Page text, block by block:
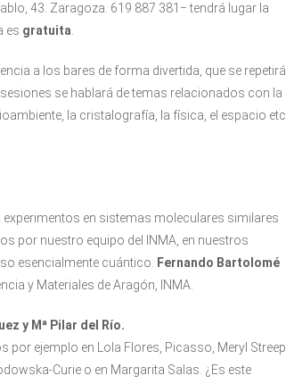
43. Zaragoza. 619 887 381− tendrá lugar la
es gratuita
a los bares de forma divertida, que se repetirá
se hablará de temas relacionados con la
la cristalografía, la física, el espacio etc.
en sistemas moleculares similares
por nuestro equipo del INMA, en nuestros
esencialmente cuántico.
Fernando Bartolomé
y Materiales de Aragón, INMA.
y Mª Pilar del Río.
ejemplo en Lola Flores, Picasso, Meryl Streep,
Curie o en Margarita Salas. ¿Es este